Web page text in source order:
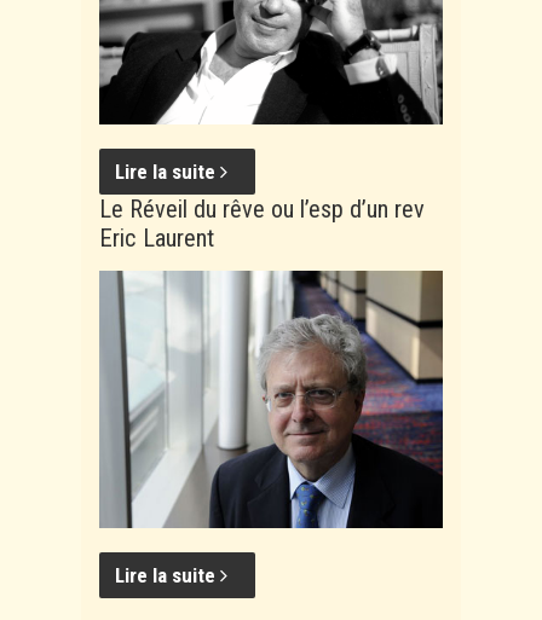
Lire la suite
Le Réveil du rêve ou l’esp d’un rev
Eric Laurent
Lire la suite